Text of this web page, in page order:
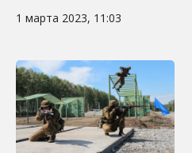
1 марта 2023, 11:03